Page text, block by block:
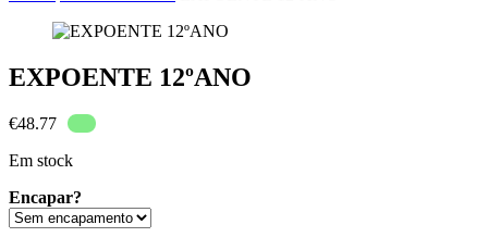
EXPOENTE 12ºANO
€48.77
Em stock
Encapar?